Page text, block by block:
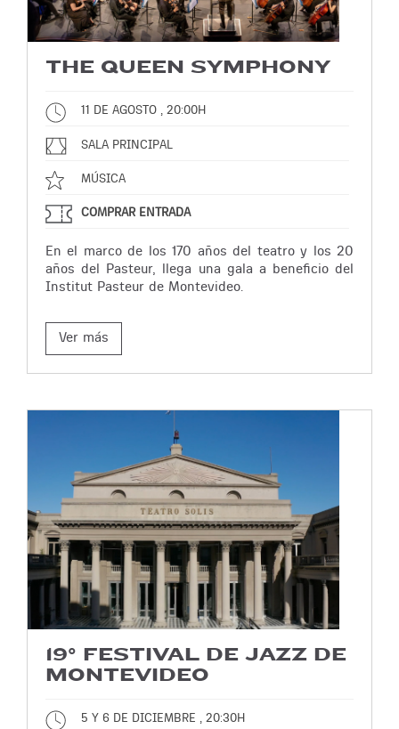
THE QUEEN SYMPHONY
11 DE AGOSTO , 20:00H
SALA PRINCIPAL
MÚSICA
COMPRAR ENTRADA
En el marco de los 170 años del teatro y los 20
años del Pasteur, llega una gala a beneficio del
Institut Pasteur de Montevideo.
Ver más
19° FESTIVAL DE JAZZ DE
MONTEVIDEO
5 Y 6 DE DICIEMBRE , 20:30H